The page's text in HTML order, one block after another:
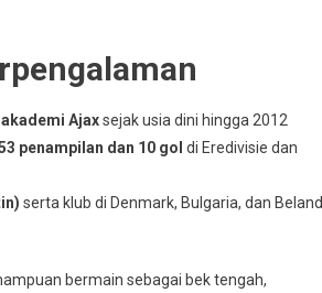
akademi Ajaxsejak usia dini hingga 2012
penampilan dan 10 gol di Eredivisie dan
serta klub di Denmark, Bulgaria, dan
bermain sebagai bek tengah,